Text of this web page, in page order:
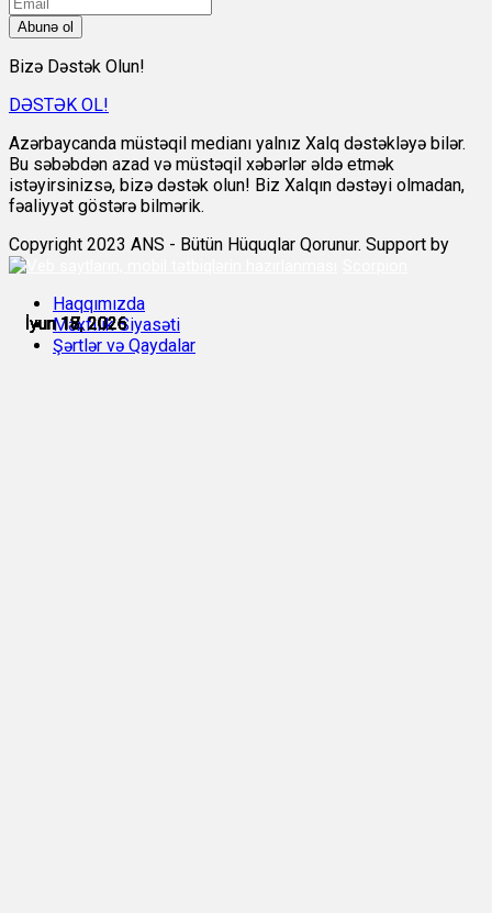
İyun 17, 2026
İyun 17, 2026
İyun 18, 2026
İyun 18, 2026
İyun 18, 2026
İyun 18, 2026
Abunə ol
Bizə Dəstək Olun!
DƏSTƏK OL!
Azərbaycanda müstəqil medianı yalnız Xalq dəstəkləyə bilər.
Bu səbəbdən azad və müstəqil xəbərlər əldə etmək
istəyirsinizsə, bizə dəstək olun! Biz Xalqın dəstəyi olmadan,
fəaliyyət göstərə bilmərik.
Copyright 2023 ANS - Bütün Hüquqlar Qorunur. Support by
Haqqımızda
Məxfilik Siyasəti
Şərtlər və Qaydalar